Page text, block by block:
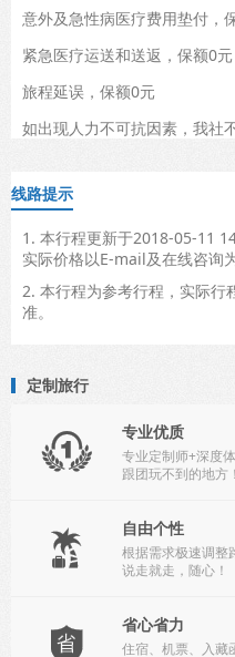
意外及急性病医疗费用垫付，
紧急医疗运送和送返，保额0元
旅程延误，保额0元
如出现人力不可抗因素，我社
线路提示
1. 本行程更新于2018-05-11
实际价格以E-mail及在线咨询为
2. 本行程为参考行程，实际行
准。
定制旅行
 专业优质
专业定制师+深度
跟团玩不到的地方！
 自由个性
根据需求极速调整
说走就走，随心！
 省心省力
住宿、机票、入藏